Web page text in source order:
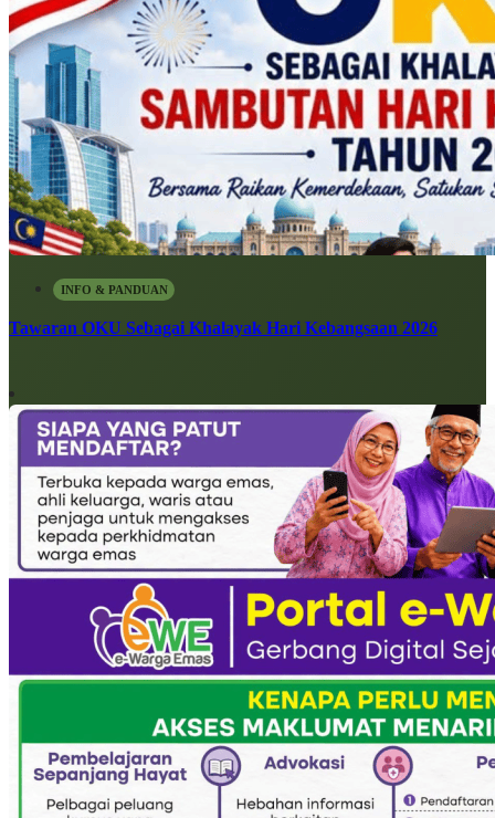
INFO & PANDUAN
Tawaran OKU Sebagai Khalayak Hari Kebangsaan 2026